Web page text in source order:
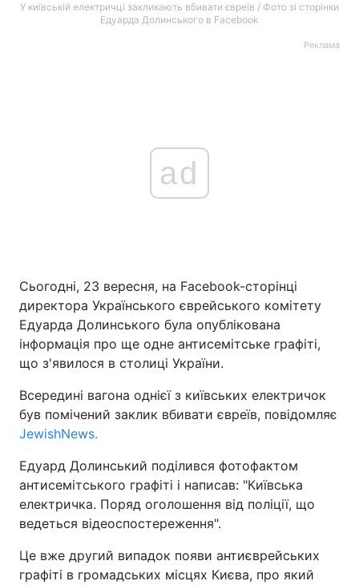
У київській електричці закликають вбивати євреїв / Фото зі сторінки
Едуарда Долинського в Facebook
Реклама
ad
Сьогодні, 23 вересня, на Facebook-сторінці
директора Українського єврейського комітету
Едуарда Долинського була опублікована
інформація про ще одне антисемітське графіті,
що з'явилося в столиці України.
Всередині вагона однієї з київських електричок
був помічений заклик вбивати євреїв, повідомляє
JewishNews.
Едуард Долинський поділився фотофактом
антисемітського графіті і написав: "Київська
електричка. Поряд оголошення від поліції, що
ведеться відеоспостереження".
Це вже другий випадок появи антиєврейських
графіті в громадських місцях Києва, про який